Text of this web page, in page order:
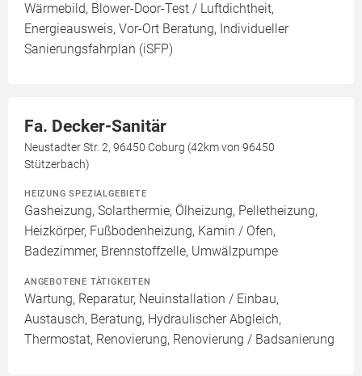
Wärmebild, Blower-Door-Test / Luftdichtheit,
Energieausweis, Vor-Ort Beratung, Individueller
Sanierungsfahrplan (iSFP)
Fa. Decker-Sanitär
Neustadter Str. 2, 96450 Coburg (42km von 96450
Stützerbach)
HEIZUNG SPEZIALGEBIETE
Gasheizung, Solarthermie, Ölheizung, Pelletheizung,
Heizkörper, Fußbodenheizung, Kamin / Ofen,
Badezimmer, Brennstoffzelle, Umwälzpumpe
ANGEBOTENE TÄTIGKEITEN
Wartung, Reparatur, Neuinstallation / Einbau,
Austausch, Beratung, Hydraulischer Abgleich,
Thermostat, Renovierung, Renovierung / Badsanierung